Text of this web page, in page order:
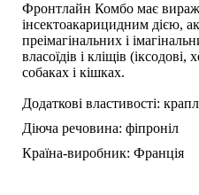
Фронтлайн Комбо має
інсектоакарицидним дією,
преімагінальних і
власоїдів і кліщів (іксодові,
собаках і кішках.
Додаткові властивості:
Діюча речовина: фіпроніл
Країна-виробник: Франція